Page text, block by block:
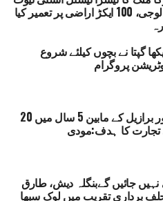
والی پیش رفت کا بھی جائزہ
کو قریبی دوطرفہ تعلقات کو
موقع فراہم کرے گا۔
DR.
MALDIVES
ممبئی لوکل ٹرین بم دھماکہ معاملہ: 12مسلم نوجوان
آف فوڈ ٹیکنالوجی، 100 ایکڑ اراضی پر تعمیر کیا
گپتا نے بچوں کیلئے شروع
پروگرام
ہندوستان اور برازیل کے مابین 5 سال میں 20
تجارت کا ہدف:مودی
جائیں گےبنگلہ دیش، طارق
برداری تقریب میں لوک سبھا